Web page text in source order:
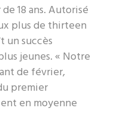
18 ans. Autorisé
plus de thirteen
un succès
jeunes. « Notre
de février,
premier
en moyenne